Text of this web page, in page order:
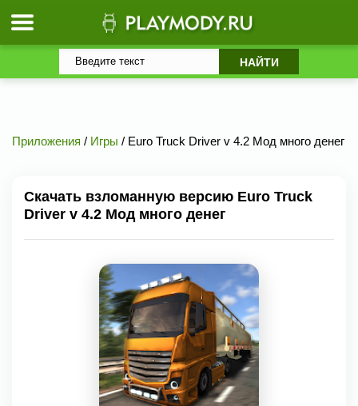
Приложения / Игры / Euro Truck Driver v 4.2 Мод много денег
Скачать взломанную версию Euro Truck
Driver v 4.2 Мод много денег